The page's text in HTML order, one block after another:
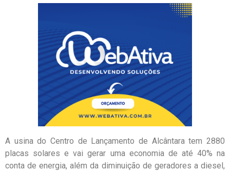
A usina do Centro de Lançamento de Alcântara tem 2880
placas solares e vai gerar uma economia de até 40% na
conta de energia, além da diminuição de geradores a diesel,